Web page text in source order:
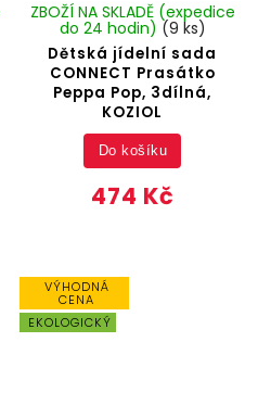
Dětská jídelní sada
CONNECT Prasátko
Peppa Pop, 3dílná,
KOZIOL
ZBOŽÍ NA SKLADĚ (expedice
do 24 hodin) (9 ks)
474 Kč
Do košíku
VÝHODNÁ
CENA
EKOLOGICKÝ